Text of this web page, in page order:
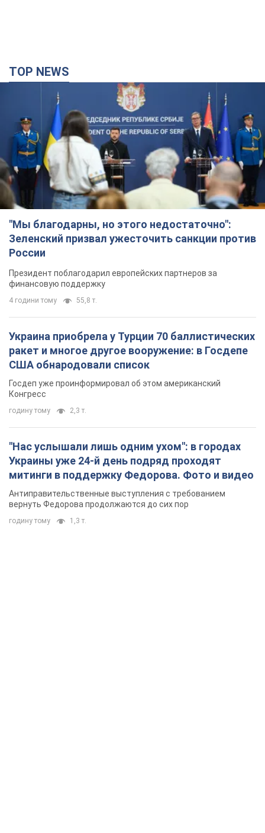
TOP NEWS
"Мы благодарны, но этого недостаточно":
Зеленский призвал ужесточить санкции против
России
Президент поблагодарил европейских партнеров за
финансовую поддержку
4 години тому 55,8 т.
Украина приобрела у Турции 70 баллистических
ракет и многое другое вооружение: в Госдепе
США обнародовали список
Госдеп уже проинформировал об этом американский
Конгресс
годину тому 2,3 т.
"Нас услышали лишь одним ухом": в городах
Украины уже 24-й день подряд проходят
митинги в поддержку Федорова. Фото и видео
Антиправительственные выступления с требованием
вернуть Федорова продолжаются до сих пор
годину тому 1,3 т.